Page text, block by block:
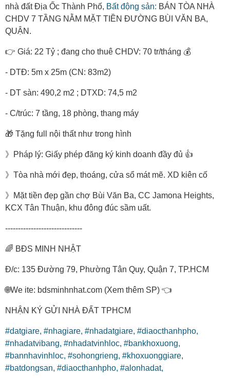
nhà đất Địa Ốc Thành Phố, Bất động sản: BÁN TÒA NHÀ
CHDV 7 TẦNG NẰM MẶT TIỀN ĐƯỜNG BÙI VĂN BA,
QUẬN.
👉 Giá: 22 Tỷ ; đang cho thuê CHDV: 70 tr/tháng 💰
- DTĐ: 5m x 25m (CN: 83m2)
- DT sàn: 490,2 m2 ; DTXD: 74,5 m2
- C/trúc: 7 tầng, 18 phòng, thang máy
🎁 Tặng full nội thất như trong hình
》Pháp lý: Giấy phép đăng ký kinh doanh đầy đủ 👍
》Tòa nhà mới đẹp, thoáng, cửa sổ mát mẽ. XD kiên cố
》Mặt tiền đẹp gần chợ Bùi Văn Ba, CC Jamona Heights,
KCX Tân Thuận, khu đông đúc sầm uất.
------------------------------
🌈 BĐS MINH NHẬT
Đ/c: 135 Đường 79, Phường Tân Quy, Quận 7, TP.HCM
🌐We ite: bdsminhnhat.com (Xem thêm SP) 👈
NHẬN KÝ GỬI NHÀ ĐẤT TPHCM
#datgiare, #nhagiare, #nhadatgiare, #diaocthanhpho,
#nhadatvibang, #nhadatvinhloc, #bankhoxuong,
#bannhavinhloc, #sohongrieng, #khoxuonggiare,
#batdongsan, #diaocthanhpho, #alonhadat,